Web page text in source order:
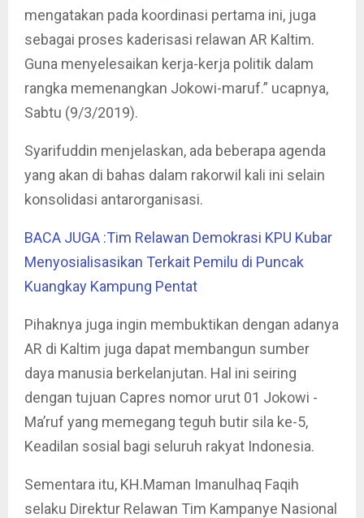
mengatakan pada koordinasi pertama ini, juga
sebagai proses kaderisasi relawan AR Kaltim.
Guna menyelesaikan kerja-kerja politik dalam
rangka memenangkan Jokowi-maruf.” ucapnya,
Sabtu (9/3/2019).
Syarifuddin menjelaskan, ada beberapa agenda
yang akan di bahas dalam rakorwil kali ini selain
konsolidasi antarorganisasi.
BACA JUGA :Tim Relawan Demokrasi KPU Kubar
Menyosialisasikan Terkait Pemilu di Puncak
Kuangkay Kampung Pentat
Pihaknya juga ingin membuktikan dengan adanya
AR di Kaltim juga dapat membangun sumber
daya manusia berkelanjutan. Hal ini seiring
dengan tujuan Capres nomor urut 01 Jokowi -
Ma’ruf yang memegang teguh butir sila ke-5,
Keadilan sosial bagi seluruh rakyat Indonesia.
Sementara itu, KH.Maman Imanulhaq Faqih
selaku Direktur Relawan Tim Kampanye Nasional